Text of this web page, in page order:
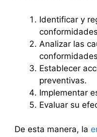
Identificar y
Analizar las
Establecer
preventivas.
Implementar
Evaluar su
De esta manera, la